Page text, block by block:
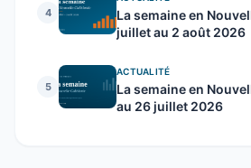
4
La semaine en
juillet au 2 août 2026
5
ACTUALITÉ
La semaine en
au 26 juillet 2026